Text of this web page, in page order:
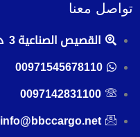
تواصل معنا
القصيص الصناعية 3 دبي الإمارات العربية المتحدة.
00971545678110
0097142831100
info@bbccargo.net